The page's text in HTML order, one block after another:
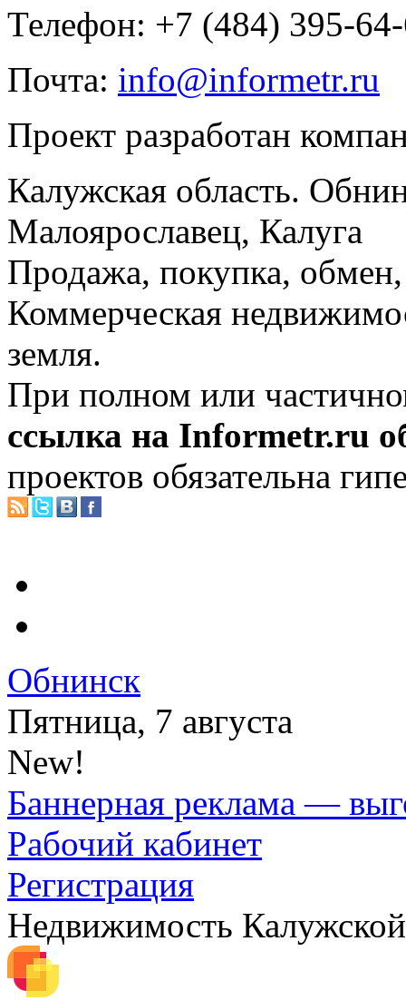
Телефон: +7 (484) 395-
Почта: info@informetr.ru
Проект разработан
Калужская область.
Малоярославец, Калуга
Продажа, покупка, обмен,
Коммерческая
земля.
При полном или
ссылка на Informetr.ru
проектов обязательна
Обнинск
Пятница, 7 августа
New!
Баннерная реклама —
Рабочий кабинет
Регистрация
Недвижимость